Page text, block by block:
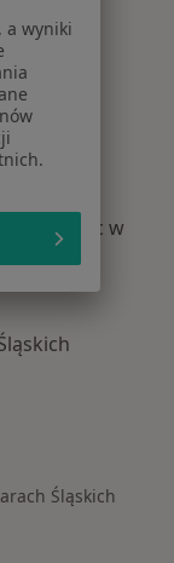
Śląskich
płuc w
Śląskich
a wyniki